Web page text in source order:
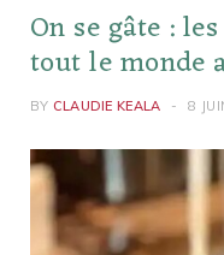
On se gâte :
tout le monde
BY CLAUDIE KEALA 8